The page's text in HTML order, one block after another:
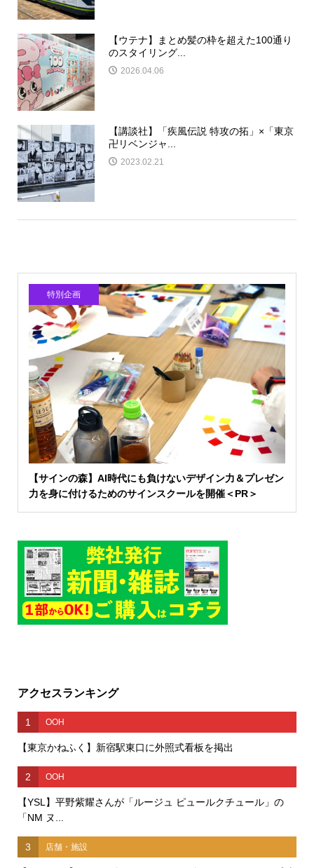
【ウテナ】まとめ髪の枠を超えた100通り
のスタイリング...
2026.04.06
【講談社】「疾風伝説 特攻の拓」×「東京
卍リベンジャ...
2023.02.21
特別企画
【サインの森】AI時代にも負けないデザイン力＆プレゼン
力を身に付けるためのサインスクールを開催＜PR＞
アクセスランキング
1 OOH
【東京かねふく】新宿駅東口に外照式看板を掲出
2 OOH
【YSL】平野紫耀さんが「ルージュ ピュールクチュール」の
「NM ヌ...
3 店舗・施設